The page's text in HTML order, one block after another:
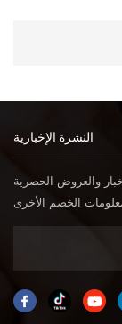
النشرة الإخبارية
والعروض الحصرية